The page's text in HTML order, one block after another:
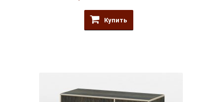
Купить